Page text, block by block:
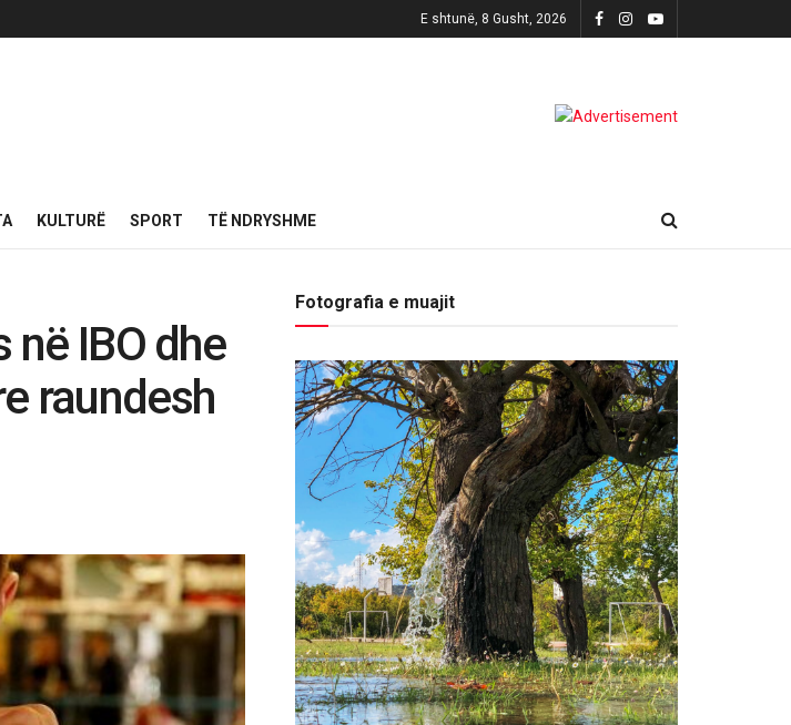
E shtunë, 8 Gusht, 2026
KULTURË SPORT TË NDRYSHME
IBO dhe
raundesh
Fotografia e muajit